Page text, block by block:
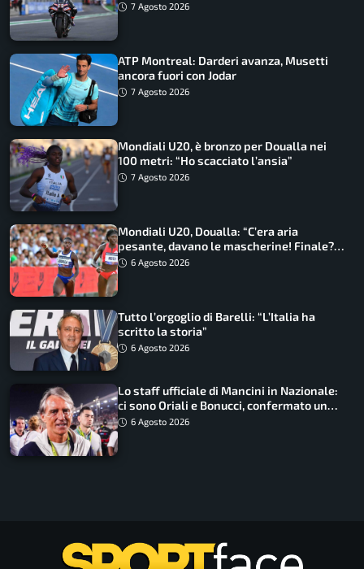
7 Agosto 2026
ATP Montreal: Darderi avanza, Musetti
ancora fuori con Jodar
7 Agosto 2026
Mondiali U20, è bronzo per Doualla nei
100 metri: “Ho scacciato l’ansia”
7 Agosto 2026
Mondiali U20, Doualla: “C’era aria
pesante, davano le mascherine! Finale?
Non ho nulla da perdere”
6 Agosto 2026
Tutto l’orgoglio di Barelli: “L’Italia ha
scritto la storia”
6 Agosto 2026
Lo staff ufficiale di Mancini in Nazionale:
ci sono Oriali e Bonucci, confermato un
ritorno
6 Agosto 2026